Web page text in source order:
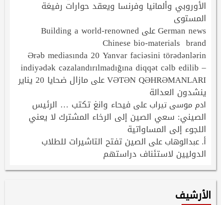
الأوروبي وألمانيا وفرنسا ويعقد حوارات رفيعَة
المستوى
German newsعلى Building a world-renowned
Chinese bio-materials brand
Ərəb mediasında 20 Yanvar faciəsini törədənlərin
indiyədək cəzalandırılmadığına diqqət cəlb edilib –
VƏTƏN QƏHRƏMANLARIعلى مازال ضحايا 20 يناير
ينشدون العدالة
ادم موسى تيرابعلى فيحاء وانغ تكتب … الرئيس
الصيني: سعي الصين إلى الرخاء المشترك لا يعني
اللجوء إلى المساواتية
أ. عبدالوهابعلى الصين تفتح التاشيرات للطلاب
الدوليين لاستئناف دراستهم
الأرشيف